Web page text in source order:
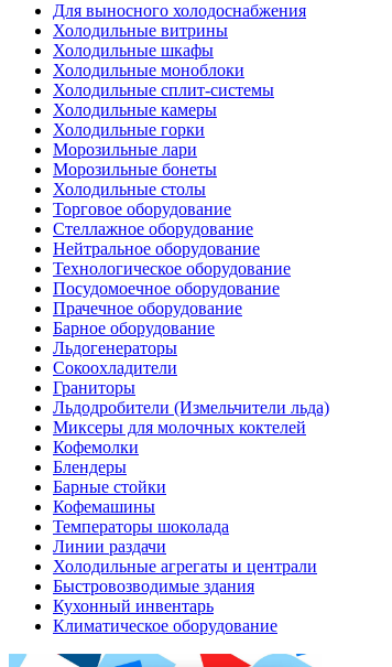
Для выносного холодоснабжения
Холодильные витрины
Холодильные шкафы
Холодильные моноблоки
Холодильные сплит-системы
Холодильные камеры
Холодильные горки
Морозильные лари
Морозильные бонеты
Холодильные столы
Торговое оборудование
Стеллажное оборудование
Нейтральное оборудование
Технологическое оборудование
Посудомоечное оборудование
Прачечное оборудование
Барное оборудование
Льдогенераторы
Сокоохладители
Граниторы
Льдодробители (Измельчители льда)
Миксеры для молочных коктелей
Кофемолки
Блендеры
Барные стойки
Кофемашины
Температоры шоколада
Линии раздачи
Холодильные агрегаты и централи
Быстровозводимые здания
Кухонный инвентарь
Климатическое оборудование